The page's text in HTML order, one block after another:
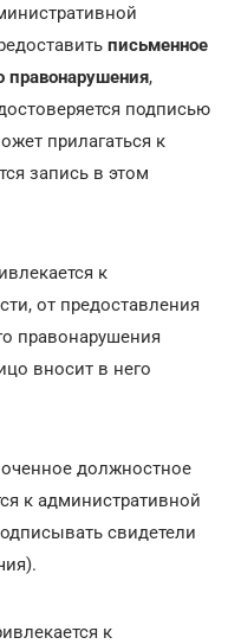
письменное
правонарушения,
подписью
прилагаться к
запись в этом
к
от предоставления
правонарушения
вносит в него
должностное
к административной
свидетели
к